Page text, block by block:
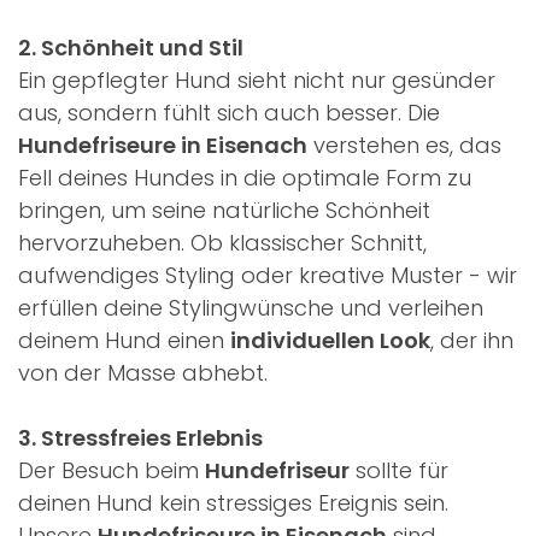
2. Schönheit und Stil
Ein gepflegter Hund sieht nicht nur gesünder
aus, sondern fühlt sich auch besser. Die
Hundefriseure in Eisenach verstehen es, das
Fell deines Hundes in die optimale Form zu
bringen, um seine natürliche Schönheit
hervorzuheben. Ob klassischer Schnitt,
aufwendiges Styling oder kreative Muster - wir
erfüllen deine Stylingwünsche und verleihen
deinem Hund einen individuellen Look, der ihn
von der Masse abhebt.
3. Stressfreies Erlebnis
Der Besuch beim Hundefriseur sollte für
deinen Hund kein stressiges Ereignis sein.